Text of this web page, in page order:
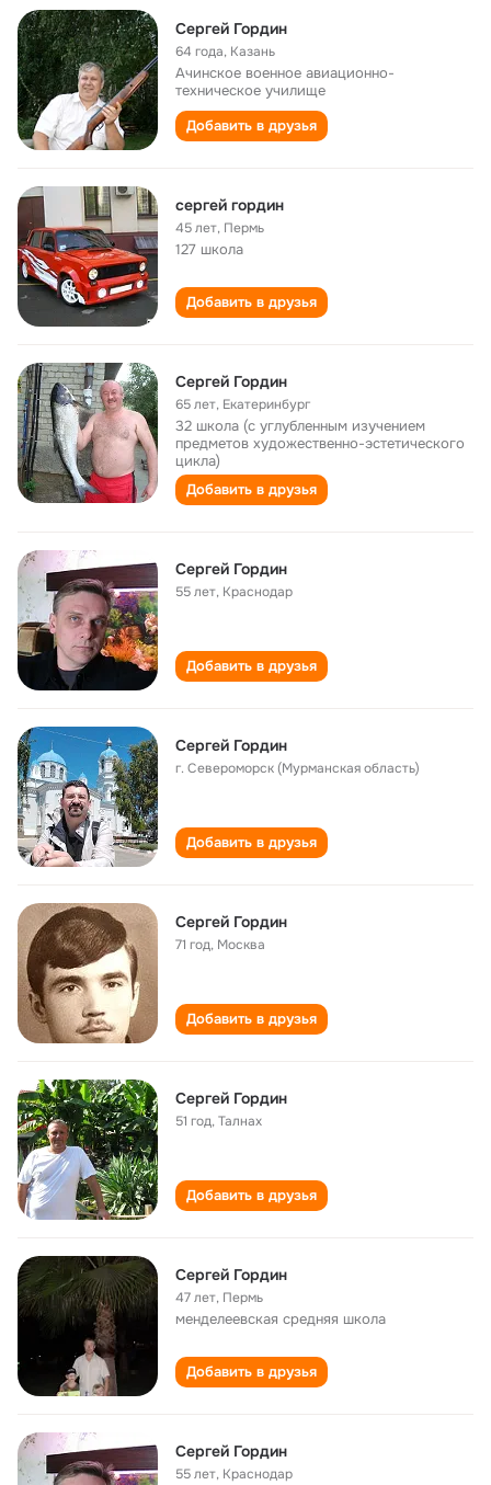
Сергей Гордин
64 года, Казань
Ачинское военное авиационно-
техническое училище
Добавить в друзья
сергей гордин
45 лет, Пермь
127 школа
Добавить в друзья
Сергей Гордин
65 лет, Екатеринбург
32 школа (с углубленным изучением
предметов художественно-эстетического
цикла)
Добавить в друзья
Сергей Гордин
55 лет, Краснодар
Добавить в друзья
Сергей Гордин
г. Североморск (Мурманская область)
Добавить в друзья
Сергей Гордин
71 год, Москва
Добавить в друзья
Сергей Гордин
51 год,Талнах
Добавить в друзья
Сергей Гордин
47 лет, Пермь
менделеевская cредняя школа
Добавить в друзья
Сергей Гордин
55 лет, Краснодар